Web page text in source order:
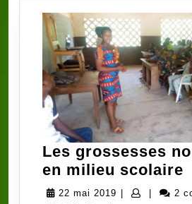
Les grossesses
en milieu scolaire
22 mai 2019 22
2